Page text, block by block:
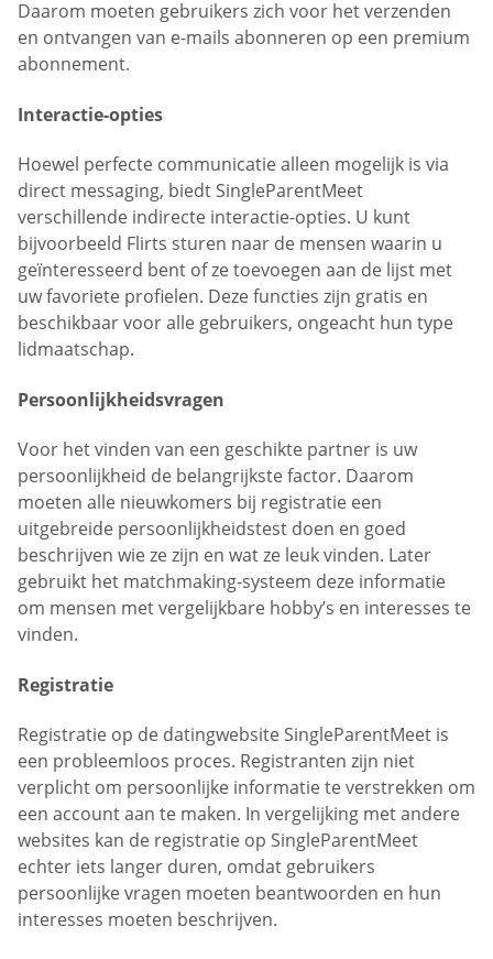
Daarom moeten gebruikers zich voor het verzenden
en ontvangen van e-mails abonneren op een premium
abonnement.
Interactie-opties
Hoewel perfecte communicatie alleen mogelijk is via
direct messaging, biedt SingleParentMeet
verschillende indirecte interactie-opties. U kunt
bijvoorbeeld Flirts sturen naar de mensen waarin u
geïnteresseerd bent of ze toevoegen aan de lijst met
uw favoriete profielen. Deze functies zijn gratis en
beschikbaar voor alle gebruikers, ongeacht hun type
lidmaatschap.
Persoonlijkheidsvragen
Voor het vinden van een geschikte partner is uw
persoonlijkheid de belangrijkste factor. Daarom
moeten alle nieuwkomers bij registratie een
uitgebreide persoonlijkheidstest doen en goed
beschrijven wie ze zijn en wat ze leuk vinden. Later
gebruikt het matchmaking-systeem deze informatie
om mensen met vergelijkbare hobby’s en interesses te
vinden.
Registratie
Registratie op de datingwebsite SingleParentMeet is
een probleemloos proces. Registranten zijn niet
verplicht om persoonlijke informatie te verstrekken om
een account aan te maken. In vergelijking met andere
websites kan de registratie op SingleParentMeet
echter iets langer duren, omdat gebruikers
persoonlijke vragen moeten beantwoorden en hun
interesses moeten beschrijven.